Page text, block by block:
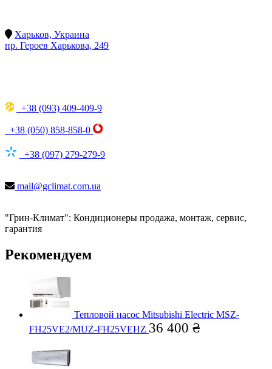
Харьков, Украина
пр. Героев Харькова, 249
+38 (093) 409-409-9
+38 (050) 858-858-0
+38 (097) 279-279-9
mail@gclimat.com.ua
"Грин-Климат": Кондиционеры продажа, монтаж, сервис,
гарантия
Рекомендуем
Тепловой насос Mitsubishi Electric MSZ-
FH25VE2/MUZ-FH25VEHZ 36 400 ₴